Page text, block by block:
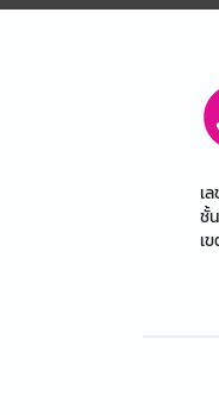
เ
ชั้
เ